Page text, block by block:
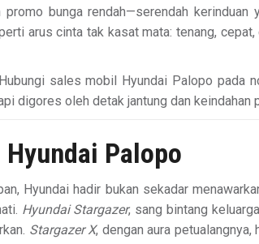
bunga rendah—serendah kerinduan
arus cinta tak kasat mata: tenang,
sales mobil Hyundai Palopo pada
digores oleh detak jantung dan keindahan
Hyundai Palopo
Hyundai hadir bukan sekadar
Hyundai Stargazer, sang bintang
Stargazer X, dengan aura